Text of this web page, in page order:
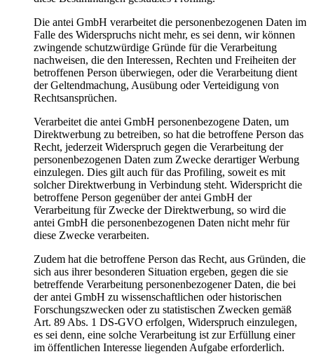
Die antei GmbH verarbeitet die personenbezogenen Daten im
Falle des Widerspruchs nicht mehr, es sei denn, wir können
zwingende schutzwürdige Gründe für die Verarbeitung
nachweisen, die den Interessen, Rechten und Freiheiten der
betroffenen Person überwiegen, oder die Verarbeitung dient
der Geltendmachung, Ausübung oder Verteidigung von
Rechtsansprüchen.
Verarbeitet die antei GmbH personenbezogene Daten, um
Direktwerbung zu betreiben, so hat die betroffene Person das
Recht, jederzeit Widerspruch gegen die Verarbeitung der
personenbezogenen Daten zum Zwecke derartiger Werbung
einzulegen. Dies gilt auch für das Profiling, soweit es mit
solcher Direktwerbung in Verbindung steht. Widerspricht die
betroffene Person gegenüber der antei GmbH der
Verarbeitung für Zwecke der Direktwerbung, so wird die
antei GmbH die personenbezogenen Daten nicht mehr für
diese Zwecke verarbeiten.
Zudem hat die betroffene Person das Recht, aus Gründen, die
sich aus ihrer besonderen Situation ergeben, gegen die sie
betreffende Verarbeitung personenbezogener Daten, die bei
der antei GmbH zu wissenschaftlichen oder historischen
Forschungszwecken oder zu statistischen Zwecken gemäß
Art. 89 Abs. 1 DS-GVO erfolgen, Widerspruch einzulegen,
es sei denn, eine solche Verarbeitung ist zur Erfüllung einer
im öffentlichen Interesse liegenden Aufgabe erforderlich.